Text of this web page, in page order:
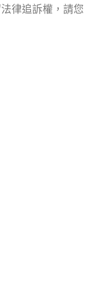
律追訴權，請您